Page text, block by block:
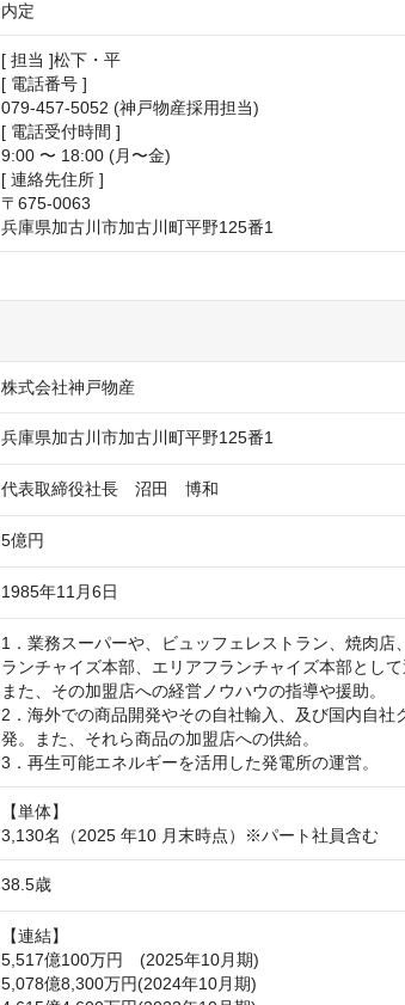
内定
[ 担当 ]松下・平
[ 電話番号 ]
079-457-5052 (神戸物産採用担当)
[ 電話受付時間 ]
9:00 〜 18:00 (月〜金)
[ 連絡先住所 ]
〒675-0063
兵庫県加古川市加古川町平野125番1
株式会社神戸物産
兵庫県加古川市加古川町平野125番1
代表取締役社長　沼田　博和
5億円
1985年11月6日
1．業務スーパーや、ビュッフェレストラン、焼肉店
ランチャイズ本部、エリアフランチャイズ本部として
また、その加盟店への経営ノウハウの指導や援助。
2．海外での商品開発やその自社輸入、及び国内自社
発。また、それら商品の加盟店への供給。
3．再生可能エネルギーを活用した発電所の運営。
【単体】
3,130名（2025 年10 月末時点）※パート社員含む
38.5歳
【連結】
5,517億100万円　(2025年10月期)
5,078億8,300万円(2024年10月期)